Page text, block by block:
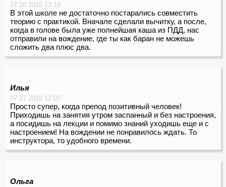
27.10.2016 13:10
В этой школе не достаточно постарались совместить
теорию с практикой. Вначале сделали вычитку, а после,
когда в голове была уже полнейшая каша из ПДД, нас
отправили на вождение, где ты как баран не можешь
сложить два плюс два.
Илья
07.07.2016 12:07
Просто супер, когда препод позитивный человек!
Приходишь на занятия утром заспанный и без настроения,
а посидишь на лекции и помимо знаний уходишь еще и с
настроением! На вождении не понравилось ждать. То
инструктора, то удобного времени.
Ольга